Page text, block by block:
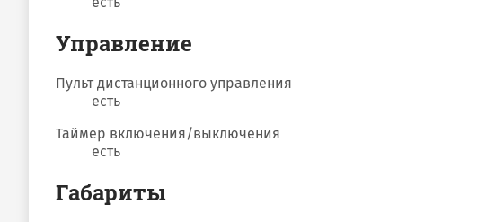
Управление
Пульт дистанционного управления
есть
Таймер включения/выключения
есть
Габариты